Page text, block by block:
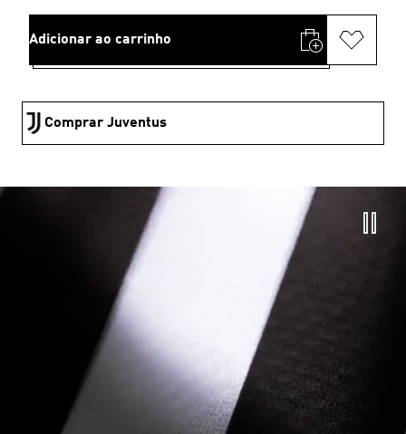
Adicionar ao carrinho
Comprar Juventus